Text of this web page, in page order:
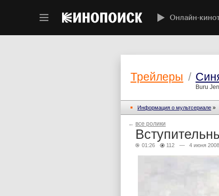
Онлайн-
Трейлеры /
Buru
Информация о мультсериале »
← все ролики
01:26 112 — 4 июня 2008